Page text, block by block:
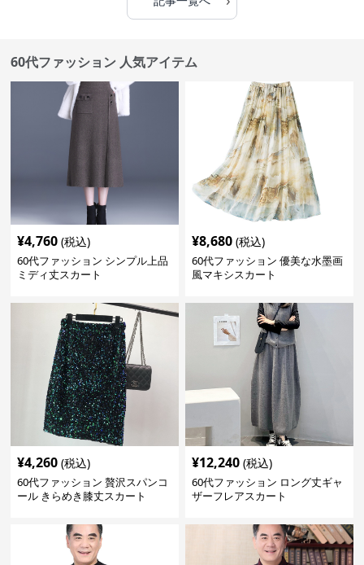
60代ファッション 人気アイテム
¥4,760 (税込)
60代ファッション シンプル上品
ミディ丈スカート
¥8,680 (税込)
60代ファッション 優美な水墨画
風マキシスカート
¥4,260 (税込)
60代ファッション 贅沢スパンコ
ール きらめき膝丈スカート
¥12,240 (税込)
60代ファッション ロング丈ギャ
ザーフレアスカート